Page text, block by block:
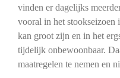
vinden er dagelijks
vooral in het stookseizoen
kan groot zijn en in het
tijdelijk onbewoonbaar.
maatregelen te nemen en